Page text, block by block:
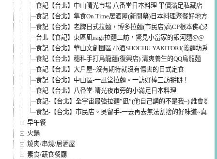
食記【台北】中山晴光市場 八番堂日本料理 平價滿足私藏店
食記【台北】隼食On Time居酒屋(新開幕)日本料理聚餐好地方
食記【台北】老牌日式拉麵，博多拉麵(市民店)高CP根本佛心來的
台北【食記】東區凪nagi拉麵二訪，驚見小當家的銀河麵@@
食記【台北】華山文創園區 小酒SHOCHU YAKITORI(義麵坊系列
食記【台北】穗科手打烏龍麵(復興店) 清爽養生的QQ烏龍麵
食記【台北】大戶屋~沒有期待就沒有傷害的日式定食
食記【台北】中山區-一風堂拉麵。一訪好棒三訪掰掰！
食記【台北】八番堂-晴光夜市旁的小滿足日本料理
食記-【台北】全宇宙最強拉麵”凪”(他自己講的不是我~) 誰會唸
食記-【台北】市民店。吳留手-一去再去無法割捨的好味道~真的
早午餐
火鍋
燒肉/串燒/居酒屋
素食/蔬食餐廳